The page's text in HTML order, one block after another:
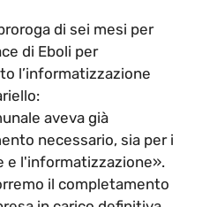
di sei mesi per
di Eboli per
l’informatizzazione
aveva già
necessario, sia per i
e l'informatizzazione».
il completamento